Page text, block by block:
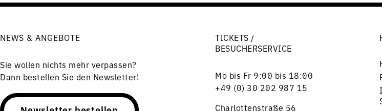
NEWS & ANGEBOTE
Sie wollen nichts mehr verpassen?
Dann bestellen Sie den Newsletter!
TICKETS /
BESUCHERSERVICE
Mo bis Fr 9:00 bis 18:00
+49 (0) 30 202 987 15
Charlottenstraße 56